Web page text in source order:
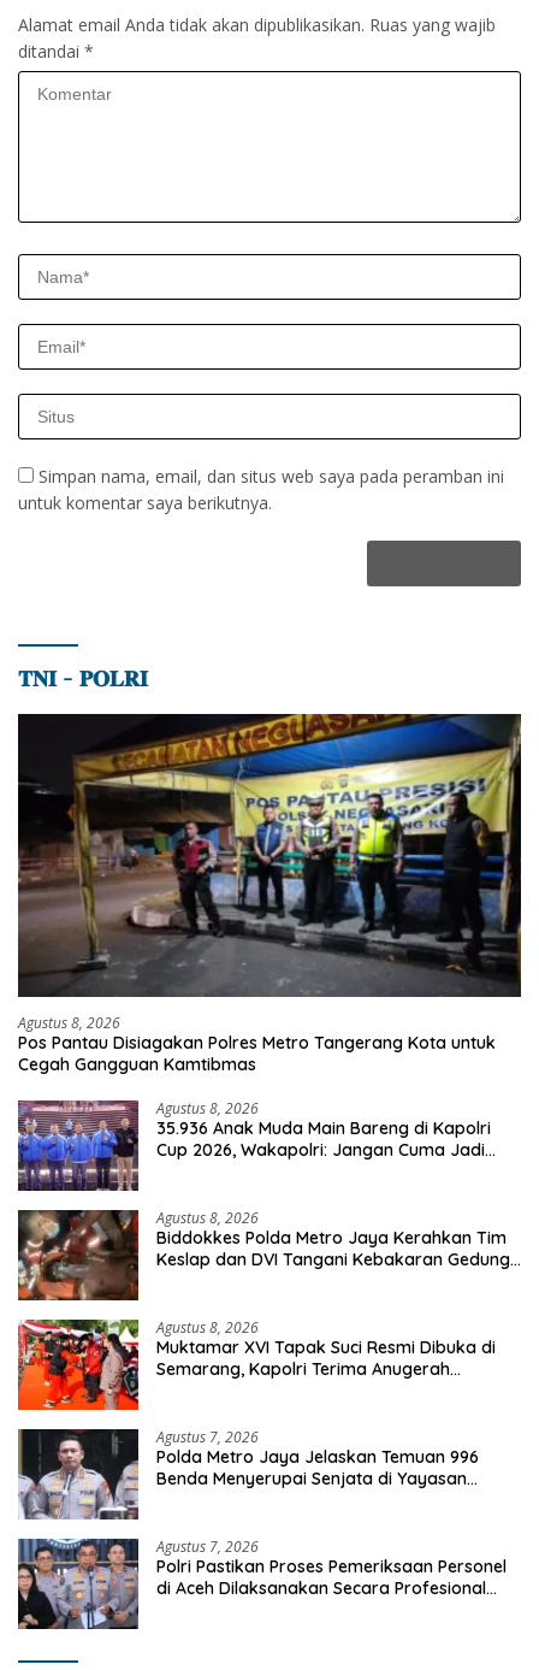
Alamat email Anda tidak akan dipublikasikan. Ruas yang wajib
ditandai *
Simpan nama, email, dan situs web saya pada peramban ini
untuk komentar saya berikutnya.
𝐓𝐍𝐈 – 𝐏𝐎𝐋𝐑𝐈
Agustus 8, 2026
Pos Pantau Disiagakan Polres Metro Tangerang Kota untuk
Cegah Gangguan Kamtibmas
Agustus 8, 2026
35.936 Anak Muda Main Bareng di Kapolri
Cup 2026, Wakapolri: Jangan Cuma Jadi
Agustus 8, 2026
Biddokkes Polda Metro Jaya Kerahkan Tim
Keslap dan DVI Tangani Kebakaran Gedung
Agustus 8, 2026
Muktamar XVI Tapak Suci Resmi Dibuka di
Semarang, Kapolri Terima Anugerah
Agustus 7, 2026
Polda Metro Jaya Jelaskan Temuan 996
Benda Menyerupai Senjata di Yayasan
Agustus 7, 2026
Polri Pastikan Proses Pemeriksaan Personel
di Aceh Dilaksanakan Secara Profesional